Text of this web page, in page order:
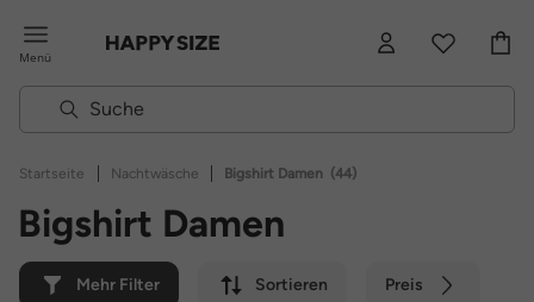
Menü
Startseite | Nachtwäsche | Bigshirt Damen (44)
Bigshirt Damen
Mehr Filter Sortieren Preis